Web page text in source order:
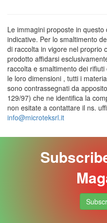
Le immagini proposte in
indicative. Per lo smaltimento
di raccolta in vigore nel proprio
prodotto affidarsi
raccolta e smaltimento dei
le loro dimensioni , tutti i
sono contrassegnati da
129/97) che ne identifica la
non esitate a contattare il ns.
info@microteksrl.it